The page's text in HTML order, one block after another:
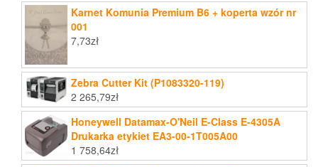
Karnet Komunia Premium B6 + koperta wzór nr
001
7,73zł
Zebra Cutter Kit (P1083320-119)
2 265,79zł
Honeywell Datamax-O'Neil E-Class E-4305A
Drukarka etykiet EA3-00-1T005A00
1 758,64zł